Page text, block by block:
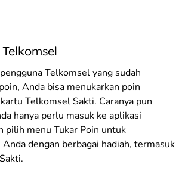
Telkomsel yang sudah
Anda bisa menukarkan poin
Telkomsel Sakti. Caranya pun
hanya perlu masuk ke aplikasi
pilih menu Tukar Poin untuk
dengan berbagai hadiah, termasuk